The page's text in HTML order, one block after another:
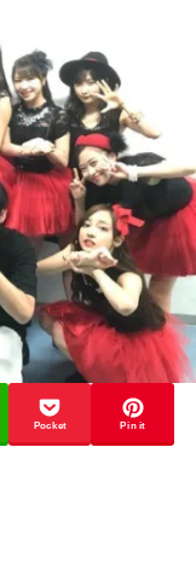
Pocket Pin it